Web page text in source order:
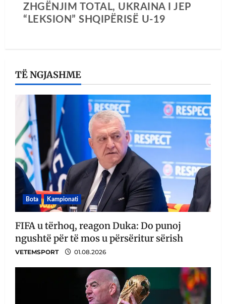
ZHGËNJIM TOTAL, UKRAINA I JEP
“LEKSION” SHQIPËRISË U-19
TË NGJASHME
Bota Kampionati
FIFA u tërhoq, reagon Duka: Do punoj
ngushtë për të mos u përsëritur sërish
VETEMSPORT 01.08.2026